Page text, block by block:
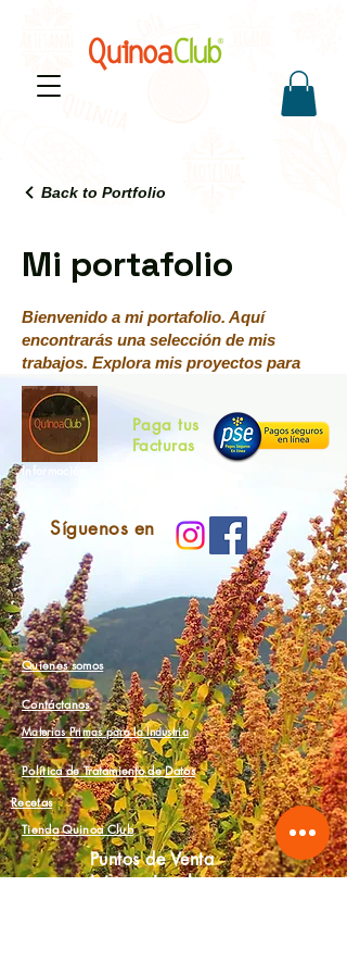
Back to Portfolio
Mi portafolio
Bienvenido a mi portafolio. Aquí
encontrarás una selección de mis
trabajos. Explora mis proyectos para
saber más sobre lo que hago.
Información
Paga tus
Facturas
Síguenos en
Quienes somos
Contáctanos
Materias Primas para la Industria
Política deTratamientode Datos
Recetas
Tienda Quinoa Club
Puntos de Venta
Internacionales